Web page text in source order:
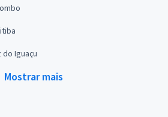
Iguaçu
Mostrar mais